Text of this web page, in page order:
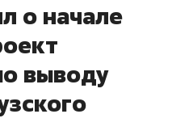
о начале
выводу